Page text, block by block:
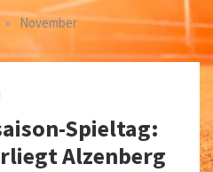
» November
Spieltag:
Alzenberg